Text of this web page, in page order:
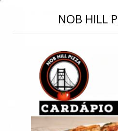
NOB HILL